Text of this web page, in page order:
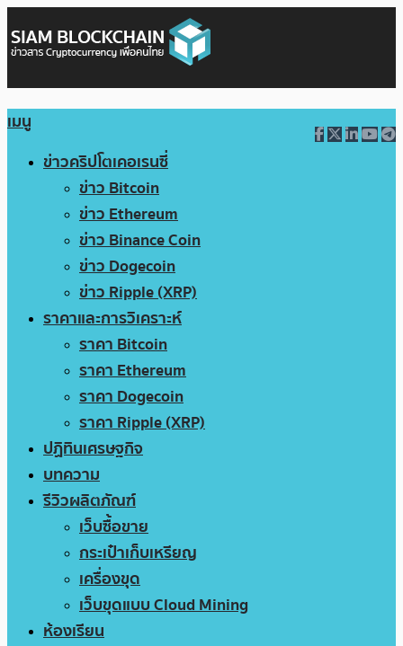
เมนู
ข่าวคริปโตเคอเรนซี่
ข่าว Bitcoin
ข่าว Ethereum
ข่าว Binance Coin
ข่าว Dogecoin
ข่าว Ripple (XRP)
ราคาและการวิเคราะห์
ราคา Bitcoin
ราคา Ethereum
ราคา Dogecoin
ราคา Ripple (XRP)
ปฏิทินเศรษฐกิจ
บทความ
รีวิวผลิตภัณฑ์
เว็บซื้อขาย
กระเป๋าเก็บเหรียญ
เครื่องขุด
เว็บขุดแบบ Cloud Mining
ห้องเรียน